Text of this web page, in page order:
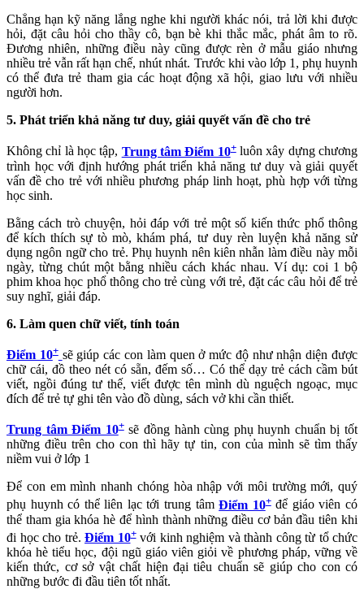
Chẳng hạn kỹ năng lắng nghe khi người khác nói, trả lời khi được
hỏi, đặt câu hỏi cho thầy cô, bạn bè khi thắc mắc, phát âm to rõ.
Đương nhiên, những điều này cũng được rèn ở mẫu giáo nhưng
nhiều trẻ vẫn rất hạn chế, nhút nhát. Trước khi vào lớp 1, phụ huynh
có thể đưa trẻ tham gia các hoạt động xã hội, giao lưu với nhiều
người hơn.
5. Phát triển khả năng tư duy, giải quyết vấn đề cho trẻ
Không chỉ là học tập, Trung tâm Điểm 10+luôn xây dựng chương
trình học với định hướng phát triển khả năng tư duy và giải quyết
vấn đề cho trẻ với nhiều phương pháp linh hoạt, phù hợp với từng
học sinh.
Bằng cách trò chuyện, hỏi đáp với trẻ một số kiến thức phổ thông
để kích thích sự tò mò, khám phá, tư duy rèn luyện khả năng sử
dụng ngôn ngữ cho trẻ. Phụ huynh nên kiên nhẫn làm điều này mỗi
ngày, từng chút một bằng nhiều cách khác nhau. Ví dụ: coi 1 bộ
phim khoa học phổ thông cho trẻ cùng với trẻ, đặt các câu hỏi để trẻ
suy nghĩ, giải đáp.
6. Làm quen chữ viết, tính toán
Điểm 10+ sẽ giúp các con làm quen ở mức độ như nhận diện được
chữ cái, đồ theo nét có sẵn, đếm số… Có thể dạy trẻ cách cầm bút
viết, ngồi đúng tư thế, viết được tên mình dù nguệch ngoạc, mục
đích để trẻ tự ghi tên vào đồ dùng, sách vở khi cần thiết.
Trung tâm Điểm 10+sẽ đồng hành cùng phụ huynh chuẩn bị tốt
những điều trên cho con thì hãy tự tin, con của mình sẽ tìm thấy
niềm vui ở lớp 1
Để con em mình nhanh chóng hòa nhập với môi trường mới, quý
phụ huynh có thể liên lạc tới trung tâmĐiểm 10+để giáo viên có
thể tham gia khóa hè để hình thành những điều cơ bản đầu tiên khi
đi học cho trẻ. Điểm 10+với kinh nghiệm và thành công từ tổ chức
khóa hè tiểu học, đội ngũ giáo viên giỏi về phương pháp, vững về
kiến thức, cơ sở vật chất hiện đại tiêu chuẩn sẽ giúp cho con có
những bước đi đầu tiên tốt nhất.